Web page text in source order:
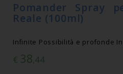
Pomander Spray
Reale (100ml)
Infinite Possibilità e profonde
€ 38,44